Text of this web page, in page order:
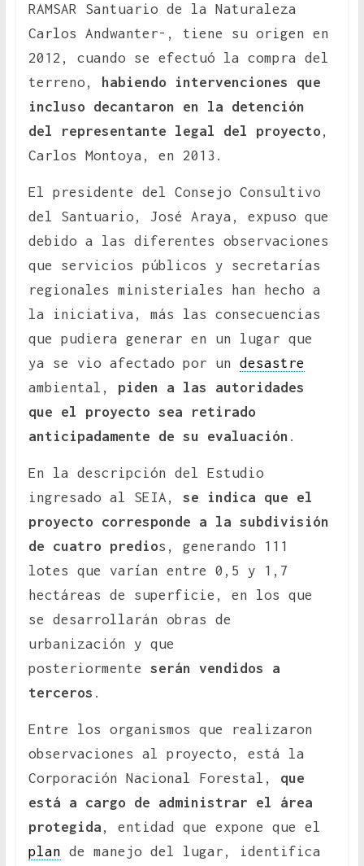
RAMSAR Santuario de la Naturaleza
Carlos Andwanter-, tiene su origen en
2012, cuando se efectuó la compra del
terreno,
habiendo intervenciones que
incluso decantaron en la detención
del representante legal del proyecto ,
Carlos Montoya, en 2013.
El presidente del Consejo Consultivo
del Santuario, José Araya, expuso que
debido a las diferentes observaciones
que servicios públicos y secretarías
regionales ministeriales han hecho a
la iniciativa, más las consecuencias
que pudiera generar en un lugar que
ya se vio afectado por un desastre
ambiental, piden a las autoridades
que el proyecto sea retirado
anticipadamente de su evaluación .
En la descripción del Estudio
ingresado al SEIA, se indica que el
proyecto corresponde a la subdivisión
de cuatro predios, generando 111
lotes que varían entre 0,5 y 1,7
hectáreas de superficie, en los que
se desarrollarán obras de
urbanización y que
posteriormente serán vendidos a
terceros .
Entre los organismos que realizaron
observaciones al proyecto, está la
Corporación Nacional Forestal, que
está a cargo de administrar el área
protegida , entidad que expone que el
plan de manejo del lugar, identifica